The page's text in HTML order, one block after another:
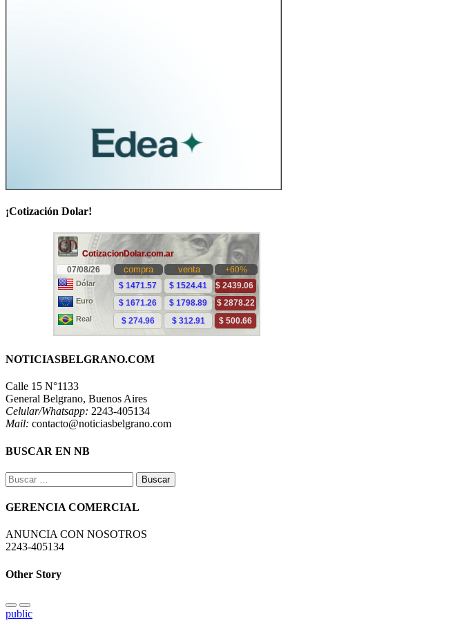
¡Cotización Dolar!
NOTICIASBELGRANO.COM
Calle 15 N°1133
General Belgrano, Buenos Aires
Celular/Whatsapp: 2243-405134
Mail: contacto@noticiasbelgrano.com
BUSCAR EN NB
Buscar:
GERENCIA COMERCIAL
ANUNCIA CON NOSOTROS
2243-405134
Other Story
public